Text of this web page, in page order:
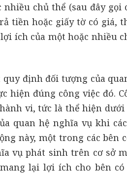
chủ thể (sau đây
tiền hoặc giấy tờ có giá,
ích của một hoặc nhiều
định đối tượng của
hiện đúng công việc đó.
vi, tức là thể hiện
quan hệ nghĩa vụ khi
này, một trong các bên
vụ phát sinh trên cơ sở
lại lợi ích cho bên